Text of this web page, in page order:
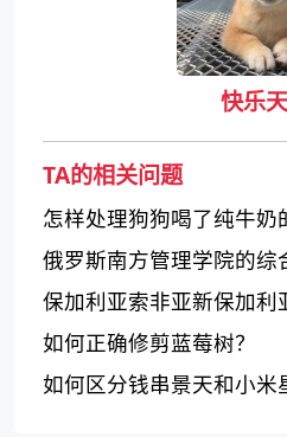
快乐
TA的相关问题
怎样处理狗狗喝了纯牛奶
俄罗斯南方管理学院的综
保加利亚索非亚新保加利
如何正确修剪蓝莓树？
如何区分钱串景天和小米